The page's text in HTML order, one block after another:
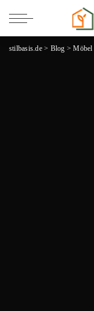
stilbasis.de> Blog >Möbel